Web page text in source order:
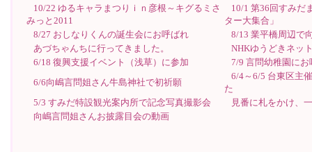
10/22 ゆるキャラまつりｉｎ彦根～キグるミさ
みっと2011
10/1 第36回すみだ
ター大集合」
8/27 おしなりくんの誕生会にお呼ばれ
8/13 業平橋周辺で
あづちゃんちに行ってきました。
NHKゆうどきネッ
6/18 復興支援イベント（浅草）に参加
7/9 言問幼稚園に
6/6向嶋言問姐さん牛島神社で初祈願
6/4～6/5 台東区主
た
5/3 すみだ特設観光案内所で記念写真撮影会
見番に札をかけ、
向嶋言問姐さんお披露目会の動画